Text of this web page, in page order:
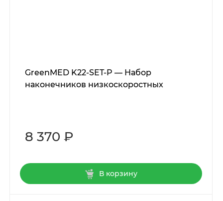
GreenMED K22-SET-P — Набор
наконечников низкоскоростных
8 370 ₽
В корзину